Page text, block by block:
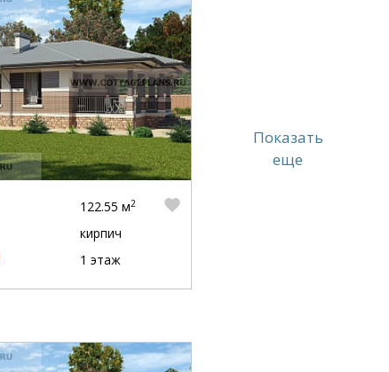
122.55 м2
кирпич
1 этаж
Показать
еще